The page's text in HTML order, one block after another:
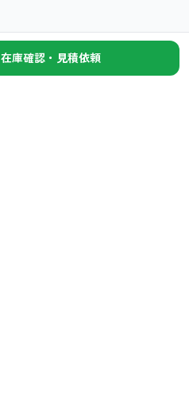
在庫確認・見積依頼